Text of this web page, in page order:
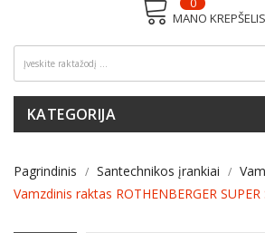
MANO KREPŠELIS
KATEGORIJA
Pagrindinis Santechnikos įrankiai
Vamzdinis raktas ROTHENBERGER